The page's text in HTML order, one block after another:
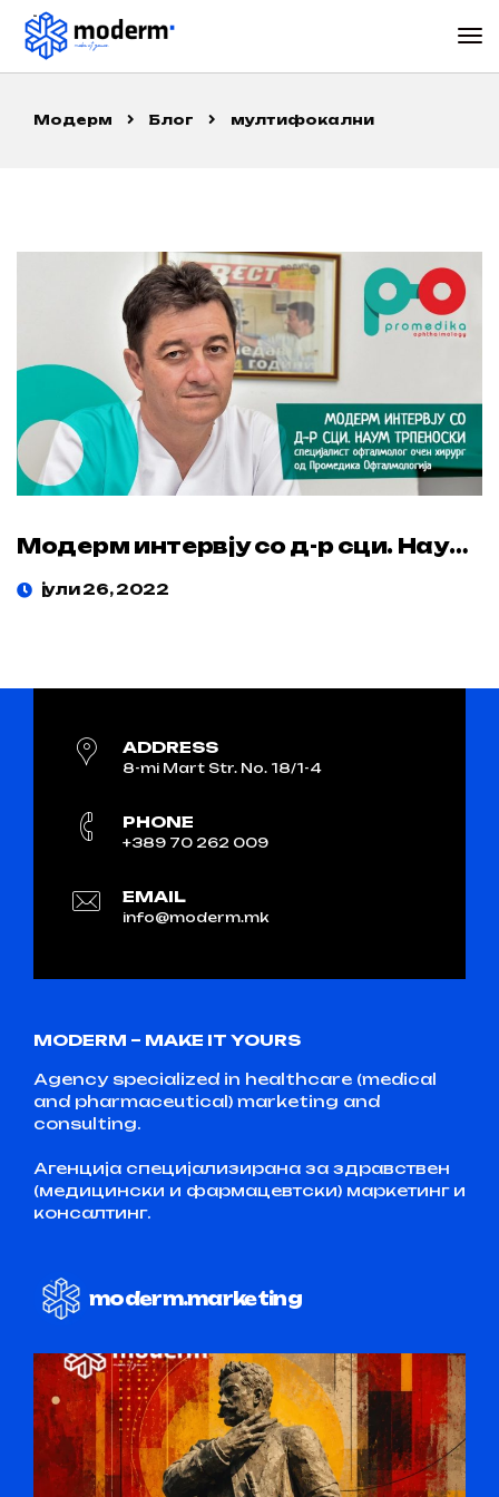
Модерм Блог мултифокални
Модерм интервју со д-р сци. Наум Трпеноски
јули 26, 2022
ADDRESS
8-mi Mart Str. No. 18/1-4
PHONE
+389 70 262 009
EMAIL
info@moderm.mk
MODERM – MAKE IT YOURS
Agency specialized in healthcare (medical
and pharmaceutical) marketing and
consulting.
Агенција специјализирана за здравствен
(медицински и фармацевтски) маркетинг и
консалтинг.
moderm.marketing